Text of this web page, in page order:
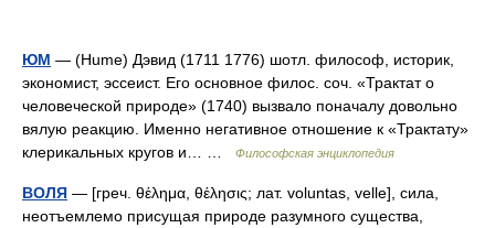
ЮМ — (Hume) Дэвид (1711 1776) шотл. философ, историк,
экономист, эссеист. Его основное филос. соч. «Трактат о
человеческой природе» (1740) вызвало поначалу довольно
вялую реакцию. Именно негативное отношение к «Трактату»
клерикальных кругов и… …
Философская энциклопедия
ВОЛЯ — [греч. θέλημα, θέλησις; лат. voluntas, velle], сила,
неотъемлемо присущая природе разумного существа,